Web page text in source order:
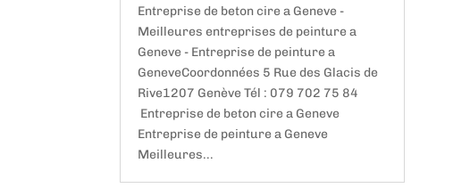
Entreprise de beton cire a Geneve -
Meilleures entreprises de peinture a
Geneve - Entreprise de peinture a
GeneveCoordonnées 5 Rue des Glacis de
Rive1207 Genève Tél : 079 702 75 84
Entreprise de beton cire a Geneve
Entreprise de peinture a Geneve
Meilleures...